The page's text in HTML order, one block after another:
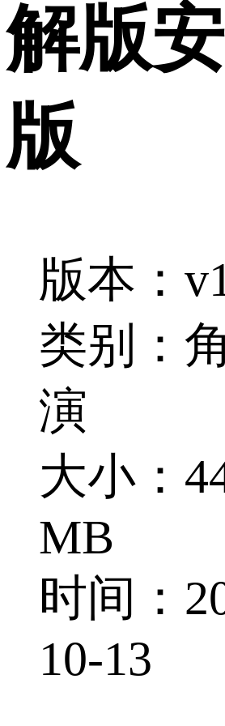
解版
版
版本：
类别：
演
大小：
MB
时间：
10-13